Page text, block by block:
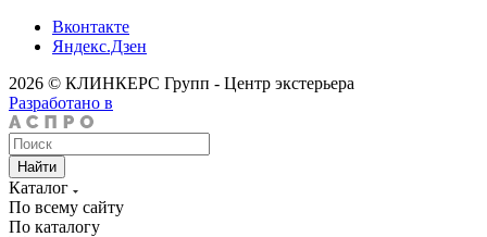
Вконтакте
Яндекс.Дзен
2026 © КЛИНКЕРС Групп - Центр экстерьера
Разработано в
Найти
Каталог
По всему сайту
По каталогу